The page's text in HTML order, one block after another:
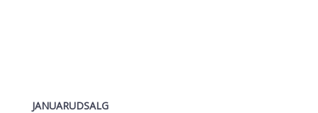
JANUARUDSALG